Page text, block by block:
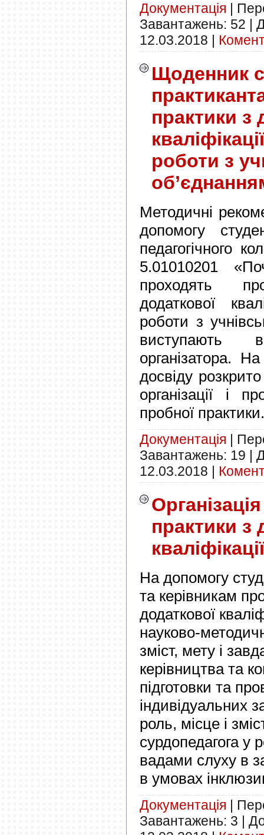
Документація
Завантажень: 52
12.03.2018
Щоденник
практики з
роботи з
Методичні
допомогу
педагогічного
5.01010201
проходять
додаткової
роботи з
виступають
організатора.
досвіду
організації і
пробної практики.
Документація
Завантажень: 19
12.03.2018
практики з
На допомогу
та керівникам
додаткової
науково-
зміст, мету і
керівництва та
підготовки та
індивідуальних
роль, місце і
сурдопедагога у
вадами слуху в
в умовах
Документація
Завантажень: 3